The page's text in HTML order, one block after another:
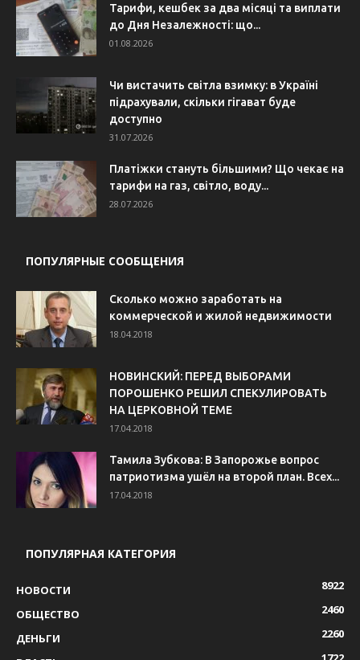
Тарифи, кешбек за два місяці та виплати
до Дня Незалежності: що...
01.08.2026
Чи вистачить світла взимку: в Україні
підрахували, скільки гігават буде
доступно
31.07.2026
Платіжки стануть більшими? Що чекає на
тарифи на газ, світло, воду...
28.07.2026
ПОПУЛЯРНЫЕ СООБЩЕНИЯ
Сколько можно заработать на
коммерческой и жилой недвижимости
18.04.2018
НОВИНСКИЙ: ПЕРЕД ВЫБОРАМИ
ПОРОШЕНКО РЕШИЛ СПЕКУЛИРОВАТЬ
НА ЦЕРКОВНОЙ ТЕМЕ
17.04.2018
Тамила Зубкова: В Запорожье вопрос
патриотизма ушёл на второй план. Всех...
17.04.2018
ПОПУЛЯРНАЯ КАТЕГОРИЯ
НОВОСТИ
8922
ОБЩЕСТВО
2460
ДЕНЬГИ
2260